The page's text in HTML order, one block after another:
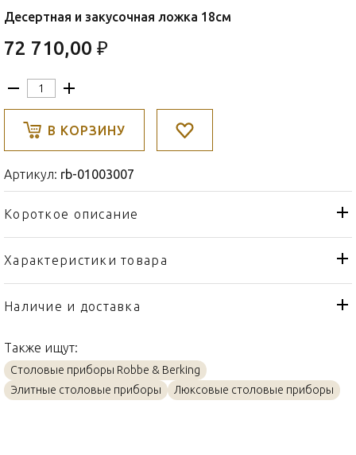
Десертная и закусочная ложка 18см
72 710,00 ₽
В КОРЗИНУ
Артикул: rb-01003007
Короткое описание
Характеристики товара
Тип товара
Ложка
Бренд
Страна производителя
Материал
Серебро
Объем / Размер
18см
Наличие и доставка
Также ищут:
Столовые приборы Robbe & Berking
Элитные столовые приборы
Люксовые столовые приборы